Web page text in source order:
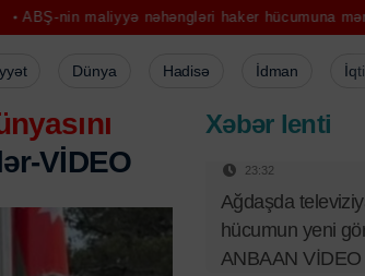
nəhəngləri haker hücumuna məruz qaldı
Dünya Hadisə İdman
VİDEO
Xəbər lenti
23:32
Ağdaşda
hücumun yeni
ANBAAN VİDEO